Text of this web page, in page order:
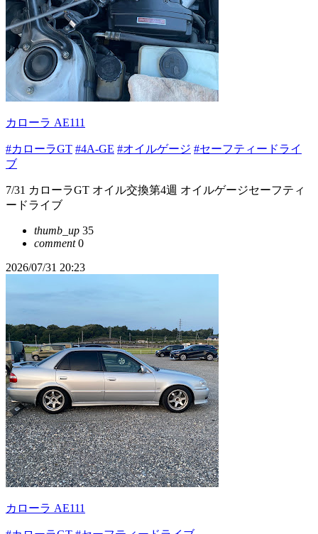
カローラ AE111
#カローラGT #4A-GE #オイルゲージ #セーフティードライ
ブ
7/31 カローラGT オイル交換第4週 オイルゲージセーフティ
ードライブ
thumb_up 35
comment0
2026/07/31 20:23
カローラ AE111